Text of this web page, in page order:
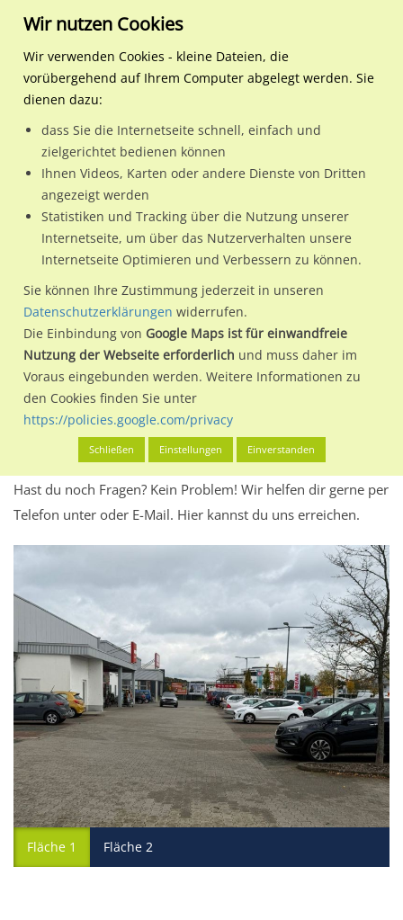
Regionale Plakatwerbung Hessen
Eppertshausen
Röntgenstr. 2 /
64859 / Eppertshausen
Nutze günstige Werbemöglichkeiten am Standort
Röntgenstr. 2 / Gesslerstr. 1 li. (REWE) in Eppertshausen.
Wir erheben für jede unserer Werbeflächen individuelle und
aktuelleStandortinformationenundLeistungswerte
kannst du dich schon vor der Buchung im Detail über den
Standort, seine Reichweite und Werbewirkung sowie
eventuelle Beschränkungen in den zugelassenen
Werbeinhalten informieren.
Alles klar? Dann findest du direkt im unteren Teil dieser Seite
Buchungdes Standorts.
Hast du noch Fragen? Kein Problem! Wir helfen dir gerne per
Telefon unter oder E-Mail. Hier kannst du uns erreichen.
Fläche 1 Fläche 2
Wir nutzen Cookies
Wir verwenden Cookies - kleine Dateien, die
vorübergehend auf Ihrem Computer abgelegt werden. Sie
dienen dazu:
dass Sie die Internetseite schnell, einfach und
zielgerichtet bedienen können
Ihnen Videos, Karten oder andere Dienste von Dritten
angezeigt werden
Statistiken und Tracking über die Nutzung unserer
Internetseite, um über das Nutzerverhalten unsere
Internetseite Optimieren und Verbessern zu können.
Sie können Ihre Zustimmung jederzeit in unseren
Datenschutzerklärungen widerrufen.
Die Einbindung von Google Maps ist für einwandfreie
Nutzung der Webseite erforderlich und muss daher im
Voraus eingebunden werden. Weitere Informationen zu
den Cookies finden Sie unter
https://policies.google.com/privacy
Schließen Einstellungen Einverstanden